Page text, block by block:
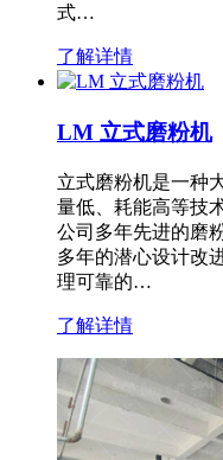
式…
了解详情
LM 立式磨粉机
立式磨粉机是一种
量低、耗能高等技
公司多年先进的磨
多年的潜心设计改
理可靠的…
了解详情